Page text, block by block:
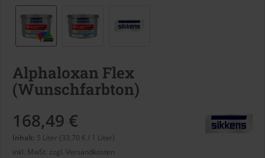
Alphaloxan Flex
(Wunschfarbton)
168,49 €
Inhalt: 5 Liter (33,70 € / 1 Liter)
inkl. MwSt. zzgl. Versandkosten